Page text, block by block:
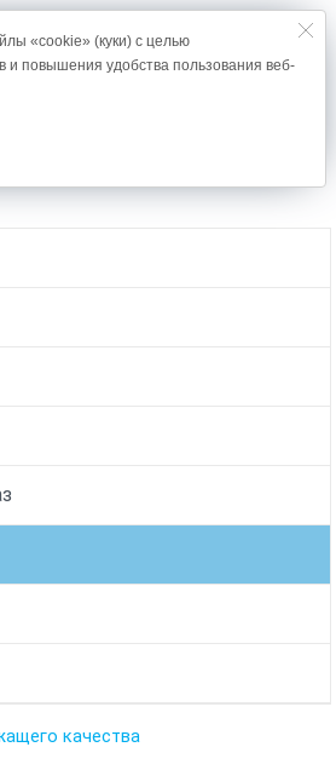
8 (800) 2000-978
качества
«cookie» (куки) с целью
и повышения удобства пользования веб-